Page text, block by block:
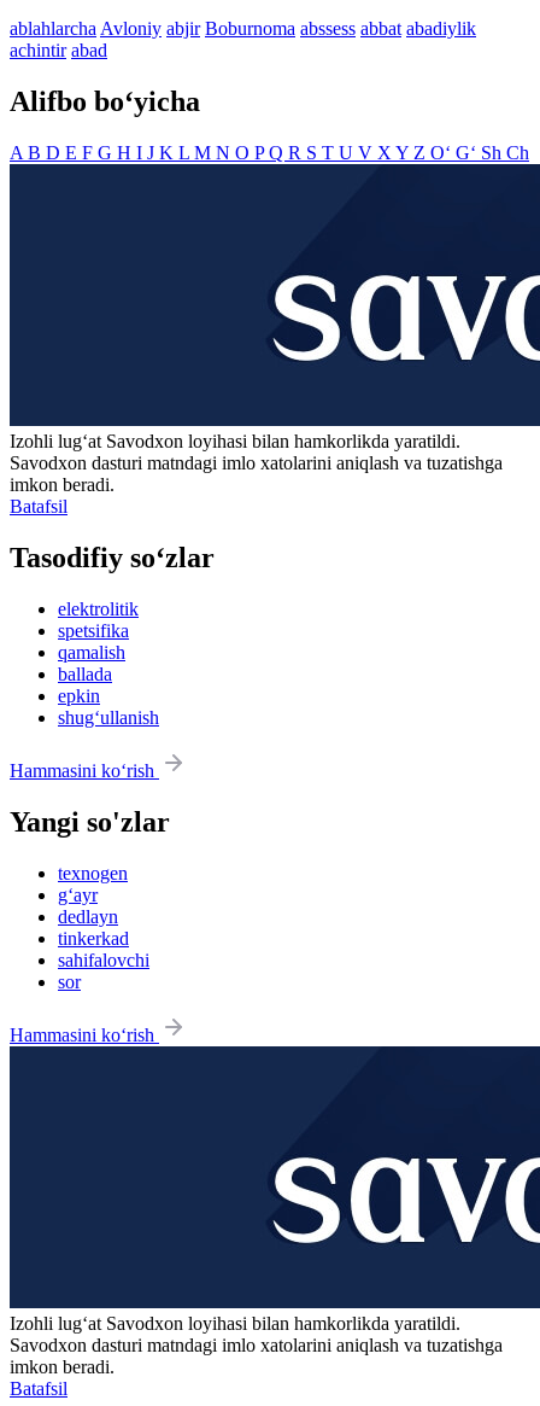
ablahlarcha Avloniy abjir Boburnoma abssess abbat abadiylik
achintir abad
Alifbo bo‘yicha
A B D E F G H I J K L M N O PQ R S T U V X Y Z O‘ G‘ Sh Ch
Izohli lugʻat Savodxon loyihasi bilan hamkorlikda yaratildi.
Savodxon dasturi matndagi imlo xatolarini aniqlash va tuzatishga
imkon beradi.
Batafsil
Tasodifiy so‘zlar
elektrolitik
spetsifika
qamalish
ballada
epkin
shug‘ullanish
Hammasini ko‘rish
Yangi so'zlar
texnogen
g‘ayr
dedlayn
tinkerkad
sahifalovchi
sor
Hammasini ko‘rish
Izohli lugʻat Savodxon loyihasi bilan hamkorlikda yaratildi.
Savodxon dasturi matndagi imlo xatolarini aniqlash va tuzatishga
imkon beradi.
Batafsil